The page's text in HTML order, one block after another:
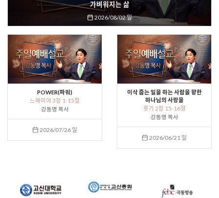
가벼워지는 삶
2026/08/02 일
POWER(파워)
느헤미야 3장 1-15절
강동명 목사
2026/07/26 일
이삭 줍는 일을 하는 사람을 향한
하나님의 사랑을
룻기 2장 15-16절
강동명 목사
2026/06/21 일